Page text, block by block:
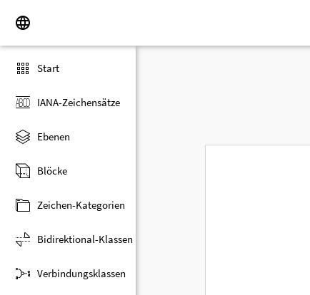
Start
IANA-Zeichensätze
Ebenen
Blöcke
Zeichen-Kategorien
Bidirektional-Klassen
Verbindungsklassen